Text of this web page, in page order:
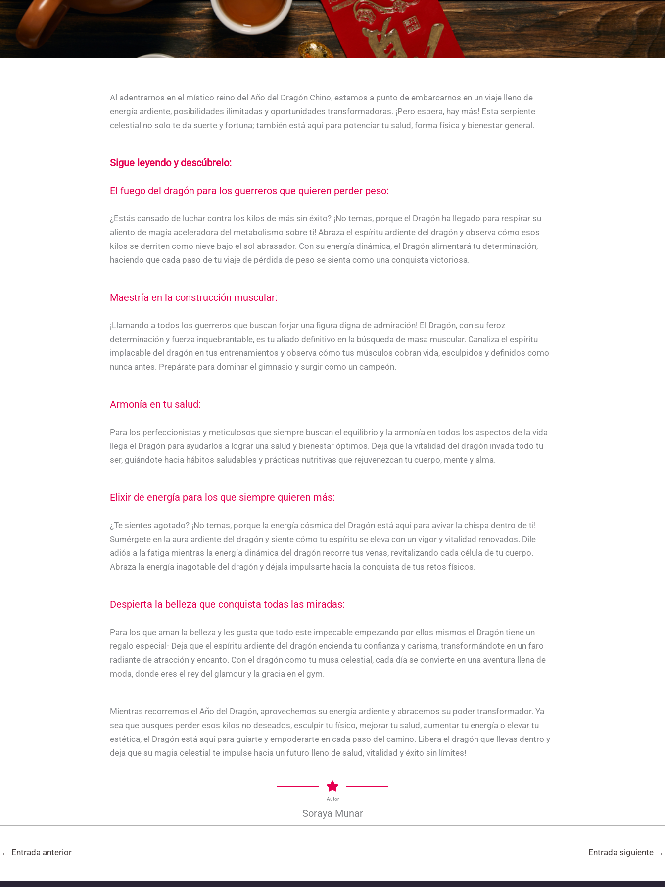
Al adentrarnos en el místico reino del Año del Dragón Chino, estamos a punto de embarcarnos en un viaje lleno de
energía ardiente, posibilidades ilimitadas y oportunidades transformadoras. ¡Pero espera, hay más! Esta serpiente
celestial no solo te da suerte y fortuna; también está aquí para potenciar tu salud, forma física y bienestar general.
Sigue leyendo y descúbrelo:
El fuego del dragón para los guerreros que quieren perder peso:
¿Estás cansado de luchar contra los kilos de más sin éxito? ¡No temas, porque el Dragón ha llegado para respirar su
aliento de magia aceleradora del metabolismo sobre ti! Abraza el espíritu ardiente del dragón y observa cómo esos
kilos se derriten como nieve bajo el sol abrasador. Con su energía dinámica, el Dragón alimentará tu determinación,
haciendo que cada paso de tu viaje de pérdida de peso se sienta como una conquista victoriosa.
Maestría en la construcción muscular:
¡Llamando a todos los guerreros que buscan forjar una figura digna de admiración! El Dragón, con su feroz
determinación y fuerza inquebrantable, es tu aliado definitivo en la búsqueda de masa muscular. Canaliza el espíritu
implacable del dragón en tus entrenamientos y observa cómo tus músculos cobran vida, esculpidos y definidos como
nunca antes. Prepárate para dominar el gimnasio y surgir como un campeón.
Armonía en tu salud:
Para los perfeccionistas y meticulosos que siempre buscan el equilibrio y la armonía en todos los aspectos de la vida
llega el Dragón para ayudarlos a lograr una salud y bienestar óptimos. Deja que la vitalidad del dragón invada todo tu
ser, guiándote hacia hábitos saludables y prácticas nutritivas que rejuvenezcan tu cuerpo, mente y alma.
Elixir de energía para los que siempre quieren más:
¿Te sientes agotado? ¡No temas, porque la energía cósmica del Dragón está aquí para avivar la chispa dentro de ti!
Sumérgete en la aura ardiente del dragón y siente cómo tu espíritu se eleva con un vigor y vitalidad renovados. Dile
adiós a la fatiga mientras la energía dinámica del dragón recorre tus venas, revitalizando cada célula de tu cuerpo.
Abraza la energía inagotable del dragón y déjala impulsarte hacia la conquista de tus retos físicos.
Despierta la belleza que conquista todas las miradas:
Para los que aman la belleza y les gusta que todo este impecable empezando por ellos mismos el Dragón tiene un
regalo especial- Deja que el espíritu ardiente del dragón encienda tu confianza y carisma, transformándote en un faro
radiante de atracción y encanto. Con el dragón como tu musa celestial, cada día se convierte en una aventura llena de
moda, donde eres el rey del glamour y la gracia en el gym.
Mientras recorremos el Año del Dragón, aprovechemos su energía ardiente y abracemos su poder transformador. Ya
sea que busques perder esos kilos no deseados, esculpir tu físico, mejorar tu salud, aumentar tu energía o elevar tu
estética, el Dragón está aquí para guiarte y empoderarte en cada paso del camino. Libera el dragón que llevas dentro y
deja que su magia celestial te impulse hacia un futuro lleno de salud, vitalidad y éxito sin límites!
Autor
Soraya Munar
← Entrada anterior Entrada siguiente →